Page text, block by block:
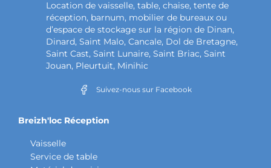
Location de vaisselle, table, chaise, tente de
réception, barnum, mobilier de bureaux ou
d’espace de stockage sur la région de Dinan,
Dinard, Saint Malo, Cancale, Dol de Bretagne,
Saint Cast, Saint Lunaire, Saint Briac, Saint
Jouan, Pleurtuit, Minihic
Suivez-nous sur Facebook
Breizh'loc Réception
Vaisselle
Service de table